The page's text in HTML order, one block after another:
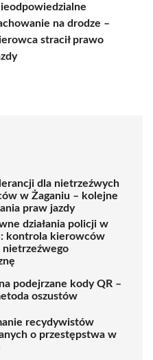
na drodze –
stracił prawo
dla nietrzeźwych
w Żaganiu – kolejne
praw jazdy
działania policji w
kontrola kierowców
nietrzeźwego
podejrzane kody QR –
oszustów
recydywistów
o przestępstwa w